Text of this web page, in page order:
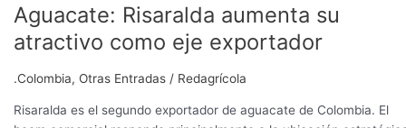
Aguacate: Risaralda aumenta su
atractivo como eje exportador
.Colombia, Otras Entradas / Redagrícola
Risaralda es el segundo exportador de aguacate de Colombia. El